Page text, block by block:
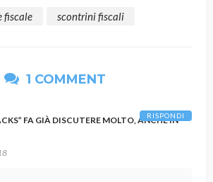
fiscale scontrini fiscali
1 COMMENT
FA GIÀ DISCUTERE MOLTO, ANCHE IN
RISPONDI